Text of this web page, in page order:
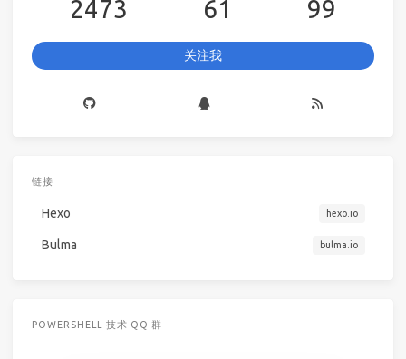
2473 61 99
关注我
链接
Hexo hexo.io
Bulma bulma.io
POWERSHELL 技术 QQ 群